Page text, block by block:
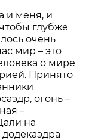
и меня, и
глубже
очень
мир – это
о мире
Принято
огонь –
–
на